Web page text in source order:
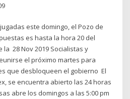
jugadas este domingo, el Pozo de
es hasta la hora 20 del
28 Nov 2019 Socialistas y
el próximo martes para
que desbloqueen el gobierno El
se encuentra abierto las 24 horas
abre los domingos a las 5:00 pm